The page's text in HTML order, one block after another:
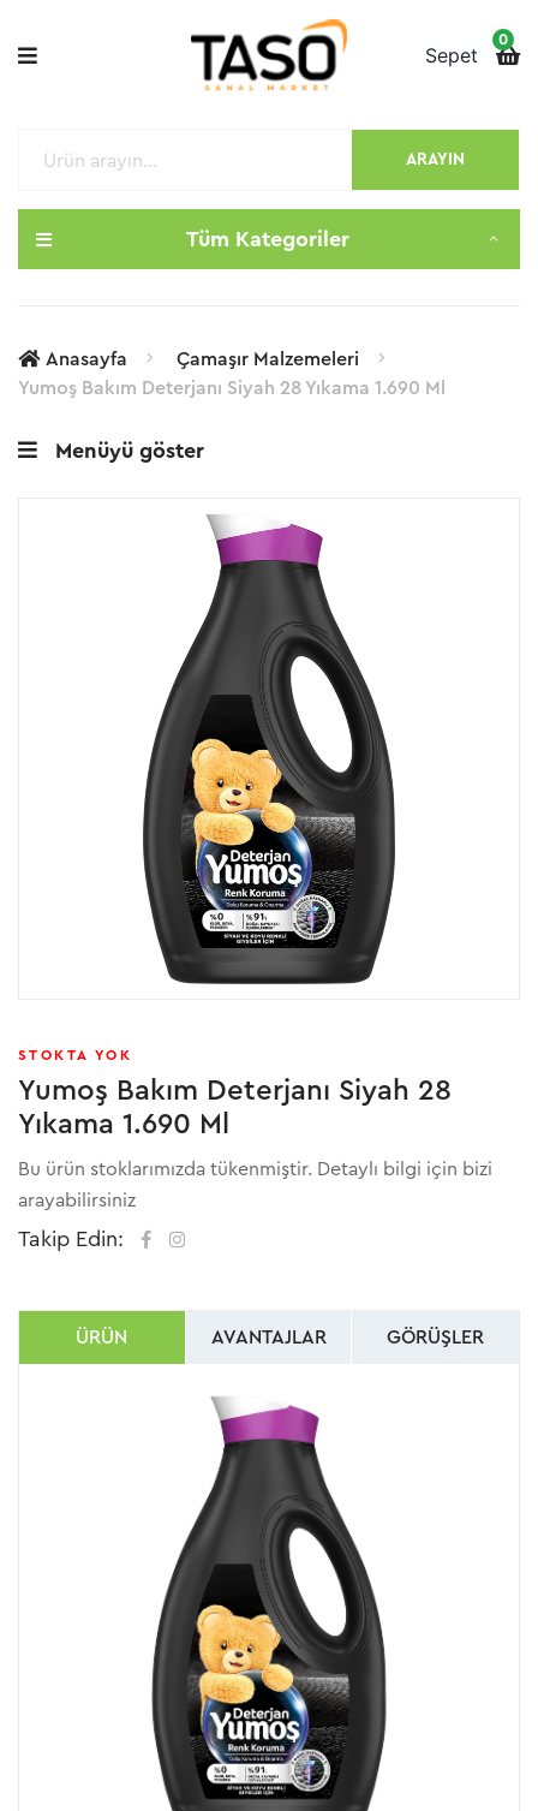
0
Sepet
Tüm Kategoriler
ARAYIN
Anasayfa
Çamaşır Malzemeleri
Yumoş Bakım Deterjanı Siyah 28 Yıkama 1.690 Ml
Menüyü göster
STOKTA YOK
Yumoş Bakım Deterjanı Siyah 28
Yıkama 1.690 Ml
Bu ürün stoklarımızda tükenmiştir. Detaylı bilgi için bizi
arayabilirsiniz
Takip Edin:
ÜRÜN AVANTAJLAR GÖRÜŞLER